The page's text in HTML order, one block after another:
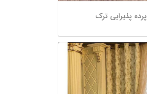
پرده پذیرایی ترک